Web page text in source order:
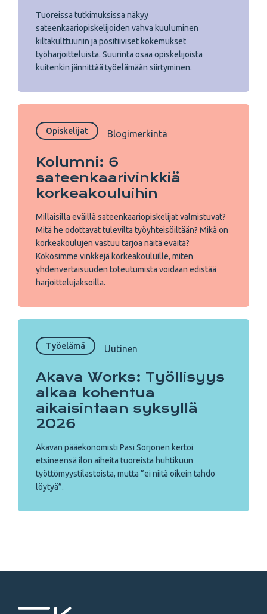
Tuoreissa tutkimuksissa näkyy
sateenkaariopiskelijoiden vahva kuuluminen
kiltakulttuuriin ja positiiviset kokemukset
työharjoitteluista. Suurinta osaa opiskelijoista
kuitenkin jännittää työelämään siirtyminen.
Opiskelijat Blogimerkintä
Kolumni: 6
sateenkaarivinkkiä
korkeakouluihin
Millaisilla eväillä sateenkaariopiskelijat valmistuvat?
Mitä he odottavat tulevilta työyhteisöiltään? Mikä on
korkeakoulujen vastuu tarjoa näitä eväitä?
Kokosimme vinkkejä korkeakouluille, miten
yhdenvertaisuuden toteutumista voidaan edistää
harjoittelujaksoilla.
Työelämä Uutinen
Akava Works: Työllisyys
alkaa kohentua
aikaisintaan syksyllä
2026
Akavan pääekonomisti Pasi Sorjonen kertoi
etsineensä ilon aiheita tuoreista huhtikuun
työttömyystilastoista, mutta ”ei niitä oikein tahdo
löytyä”.